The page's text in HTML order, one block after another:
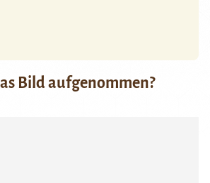
Bild aufgenommen?